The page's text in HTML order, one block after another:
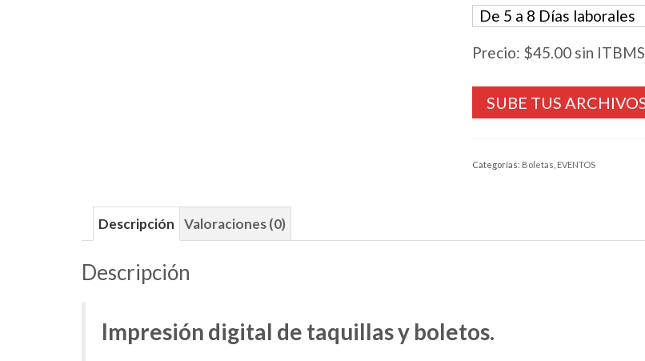
Precio: $45.00sin ITBMS
Categorías: Boletas EVENTOS
Descripción Valoraciones (0)
Descripción
Impresión digital de taquillas y boletos.